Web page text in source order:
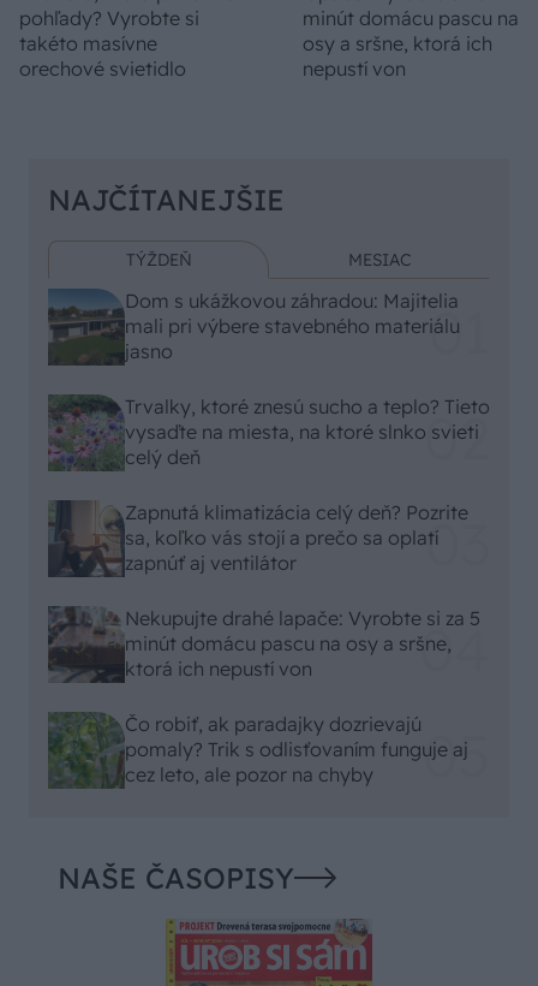
pohľady? Vyrobte si
takéto masívne
orechové svietidlo
minút domácu pascu na
osy a sršne, ktorá ich
nepustí von
NAJČÍTANEJŠIE
TÝŽDEŇ MESIAC
Dom s ukážkovou záhradou: Majitelia
mali pri výbere stavebného materiálu
jasno
Trvalky, ktoré znesú sucho a teplo? Tieto
vysaďte na miesta, na ktoré slnko svieti
celý deň
Zapnutá klimatizácia celý deň? Pozrite
sa, koľko vás stojí a prečo sa oplatí
zapnúť aj ventilátor
Nekupujte drahé lapače: Vyrobte si za 5
minút domácu pascu na osy a sršne,
ktorá ich nepustí von
Čo robiť, ak paradajky dozrievajú
pomaly? Trik s odlisťovaním funguje aj
cez leto, ale pozor na chyby
NAŠE ČASOPISY